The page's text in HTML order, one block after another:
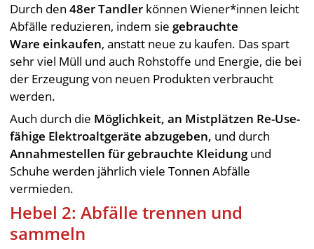
Durch den48er Tandler können Wiener*innen leicht
Abfälle reduzieren, indem sie gebrauchte
Ware einkaufen, anstatt neue zu kaufen. Das spart
sehr viel Müll und auch Rohstoffe und Energie, die bei
der Erzeugung von neuen Produkten verbraucht
werden.
Auch durch die Möglichkeit, an Mistplätzen Re-Use-
fähige Elektroaltgeräte abzugeben, und durch
Annahmestellen für gebrauchte Kleidungund
Schuhe werden jährlich viele Tonnen Abfälle
vermieden.
Hebel 2: Abfälle trennen und
sammeln